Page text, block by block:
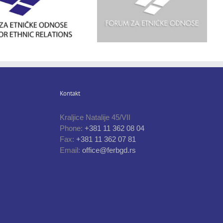
Kontakt
Kraljice Natalije 45/VII
Phone: +381 11 362 08 04
Fax: +381 11 362 07 81
Email: office@ferbgd.rs